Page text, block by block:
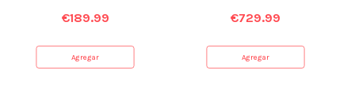
€189.99
Agregar
€729.99
Agregar